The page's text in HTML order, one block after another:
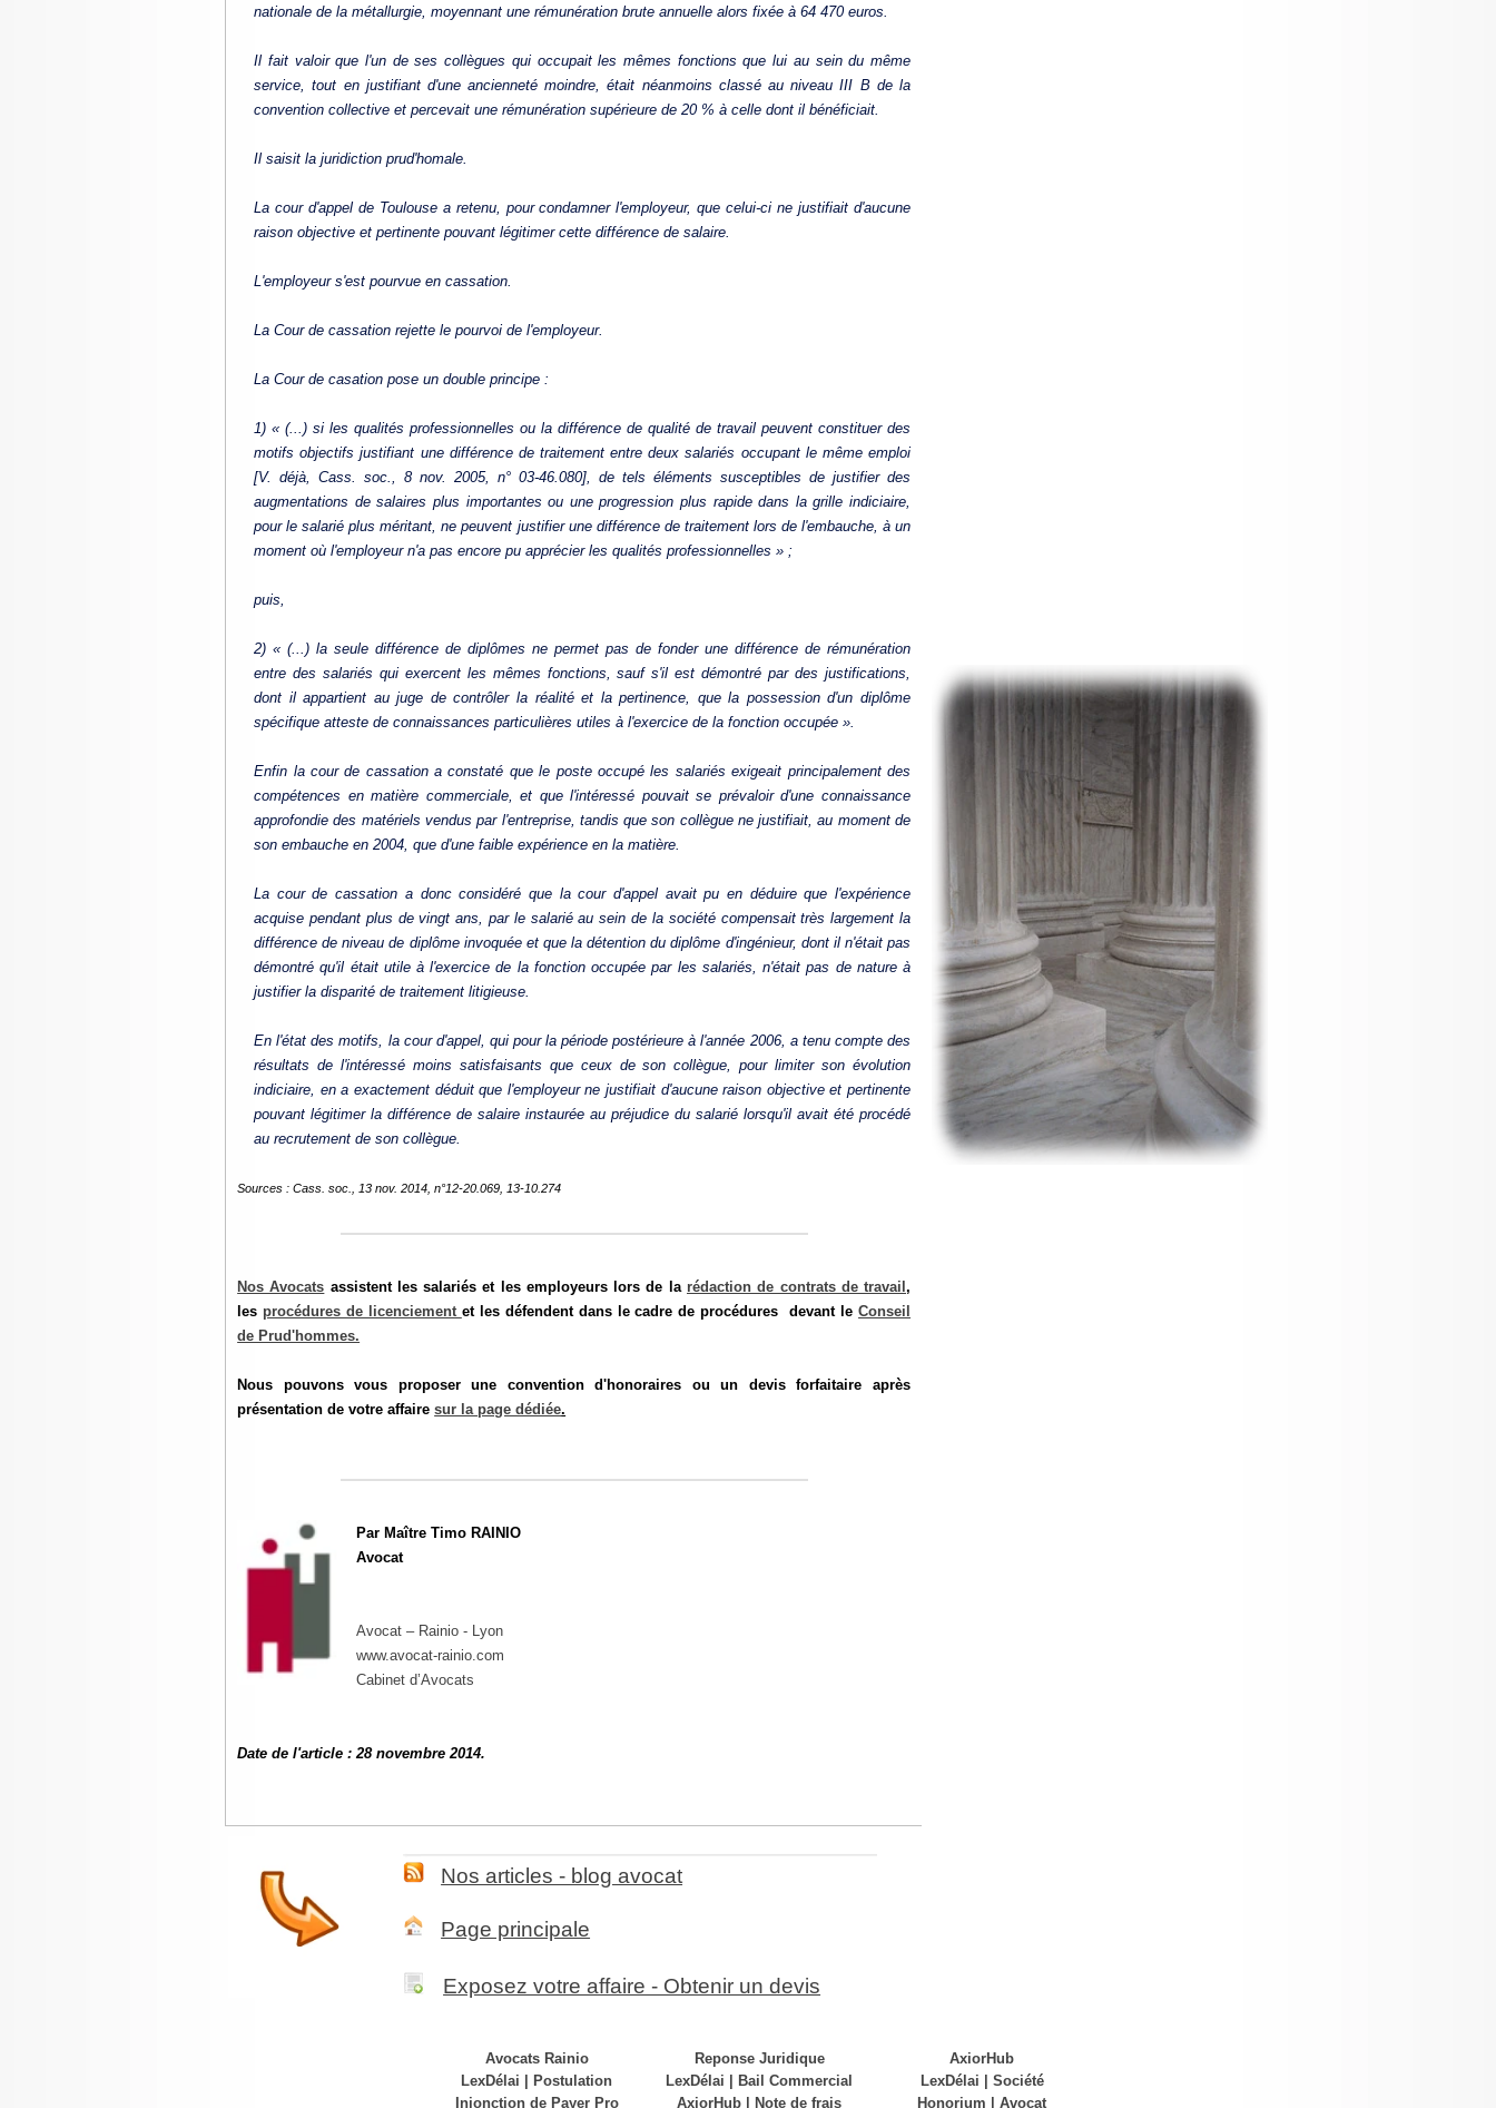
nationale de la métallurgie, moyennant une rémunération brute annuelle alors fixée à 64 470 euros.
Il fait valoir que l'un de ses collègues qui occupait les mêmes fonctions que lui au sein du même
service, tout en justifiant d'une ancienneté moindre, était néanmoins classé au niveau III B de la
convention collective et percevait une rémunération supérieure de 20 % à celle dont il bénéficiait.
Il saisit la juridiction prud'homale.
La cour d'appel de Toulouse a retenu, pour condamner l'employeur, que celui-ci ne justifiait d'aucune
raison objective et pertinente pouvant légitimer cette différence de salaire.
L'employeur s'est pourvue en cassation.
La Cour de cassation rejette le pourvoi de l'employeur.
La Cour de casation pose un double principe :
1) « (...) si les qualités professionnelles ou la différence de qualité de travail peuvent constituer des
motifs objectifs justifiant une différence de traitement entre deux salariés occupant le même emploi
[V. déjà, Cass. soc., 8 nov. 2005, n° 03-46.080], de tels éléments susceptibles de justifier des
augmentations de salaires plus importantes ou une progression plus rapide dans la grille indiciaire,
pour le salarié plus méritant, ne peuvent justifier une différence de traitement lors de l'embauche, à un
moment où l'employeur n'a pas encore pu apprécier les qualités professionnelles » ;
puis,
2) « (...) la seule différence de diplômes ne permet pas de fonder une différence de rémunération
entre des salariés qui exercent les mêmes fonctions, sauf s'il est démontré par des justifications,
dont il appartient au juge de contrôler la réalité et la pertinence, que la possession d'un diplôme
spécifique atteste de connaissances particulières utiles à l'exercice de la fonction occupée ».
Enfin la cour de cassation a constaté que le poste occupé les salariés exigeait principalement des
compétences en matière commerciale, et que l'intéressé pouvait se prévaloir d'une connaissance
approfondie des matériels vendus par l'entreprise, tandis que son collègue ne justifiait, au moment de
son embauche en 2004, que d'une faible expérience en la matière.
La cour de cassation a donc considéré que la cour d'appel avait pu en déduire que l'expérience
acquise pendant plus de vingt ans, par le salarié au sein de la société compensait très largement la
différence de niveau de diplôme invoquée et que la détention du diplôme d'ingénieur, dont il n'était pas
démontré qu'il était utile à l'exercice de la fonction occupée par les salariés, n'était pas de nature à
justifier la disparité de traitement litigieuse.
En l'état des motifs, la cour d'appel, qui pour la période postérieure à l'année 2006, a tenu compte des
résultats de l'intéressé moins satisfaisants que ceux de son collègue, pour limiter son évolution
indiciaire, en a exactement déduit que l'employeur ne justifiait d'aucune raison objective et pertinente
pouvant légitimer la différence de salaire instaurée au préjudice du salarié lorsqu'il avait été procédé
au recrutement de son collègue.
Sources : Cass. soc., 13 nov. 2014, n°12-20.069, 13-10.274
Nos Avocats assistent les salariés et les employeurs lors de la rédaction de contrats de travail,
les procédures de licenciement et les défendent dans le cadre de procédures devant leConseil
de Prud'hommes.
Nous pouvons vous proposer une convention d'honoraires ou un devis forfaitaire après
présentation de votre affairesur la page dédiée.
Par Maître Timo RAINIO
Avocat
Avocat – Rainio - Lyon
www.avocat-rainio.com
Cabinet d’Avocats
Date de l'article : 28 novembre 2014.
Nos articles - blog avocat
Page principale
Exposez votre affaire - Obtenir un devis
Avocats Rainio Reponse Juridique
AxiorHub
LexDélai | Postulation
LexDélai | Bail Commercial
LexDélai | Société
Injonction de Payer Pro
AxiorHub | Note de frais Honorium | Avocat